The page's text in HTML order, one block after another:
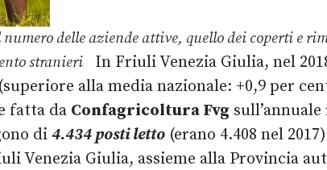
numero delle aziende attive, quello dei coperti e
stranieri
In Friuli Venezia Giulia, nel
(superiore alla media nazionale: +0,9 per
fatta da Confagricoltura Fvg
di 4.434 posti letto (erano 4.408 nel
Venezia Giulia, assieme alla Provincia